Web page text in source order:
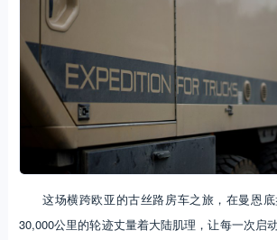
这场横跨欧亚的古丝路房车之旅，在曼恩
30,000公里的轮迹丈量着大陆肌理，让每一次启